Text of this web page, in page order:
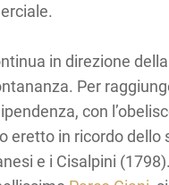
in direzione
Per
con
eretto in ricordo dello
e i Cisalpini